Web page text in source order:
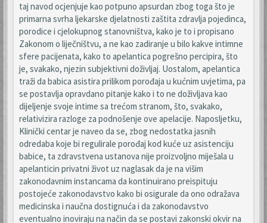
taj navod ocjenjuje kao potpuno apsurdan zbog toga što je
primarna svrha ljekarske djelatnosti zaštita zdravlja pojedinca,
porodice i cjelokupnog stanovništva, kako je to i propisano
Zakonom o liječništvu, a ne kao zadiranje u bilo kakve intimne
sfere pacijenata, kako to apelantica pogrešno percipira, što
je, svakako, njezin subjektivni doživljaj. Uostalom, apelantica
traži da babica asistira prilikom porođaja u kućnim uvjetima, pa
se postavlja opravdano pitanje kako i to ne doživljava kao
dijeljenje svoje intime sa trećom stranom, što, svakako,
relativizira razloge za podnošenje ove apelacije. Naposljetku,
Klinički centar je naveo da se, zbog nedostatka jasnih
odredaba koje bi regulirale porođaj kod kuće uz asistenciju
babice, ta zdravstvena ustanova nije proizvoljno miješala u
apelanticin privatni život uz naglasak da je na višim
zakonodavnim instancama da kontinuirano preispituju
postojeće zakonodavstvo kako bi osigurale da ono odražava
medicinska i naučna dostignuća i da zakonodavstvo
eventualno inoviraju na način da se postavi zakonski okvir na